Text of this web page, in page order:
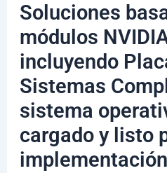
Soluciones
módulos
incluyendo
Sistemas
sistema
cargado y listo
implementación